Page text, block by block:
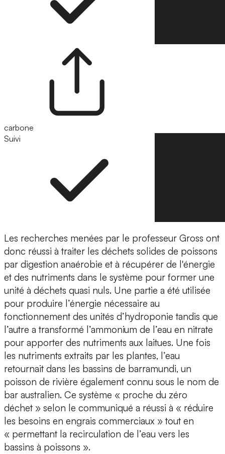
carbone
Suivi
Les recherches menées par le professeur Gross ont
donc réussi à traiter les déchets solides de poissons
par digestion anaérobie et à récupérer de l'énergie
et des nutriments dans le système pour former une
unité à déchets quasi nuls. Une partie a été utilisée
pour produire l’énergie nécessaire au
fonctionnement des unités d’hydroponie tandis que
l’autre a transformé l’ammonium de l’eau en nitrate
pour apporter des nutriments aux laitues. Une fois
les nutriments extraits par les plantes, l’eau
retournait dans les bassins de barramundi, un
poisson de rivière également connu sous le nom de
bar australien. Ce système « proche du zéro
déchet » selon le communiqué a réussi à « réduire
les besoins en engrais commerciaux » tout en
« permettant la recirculation de l’eau vers les
bassins à poissons ».